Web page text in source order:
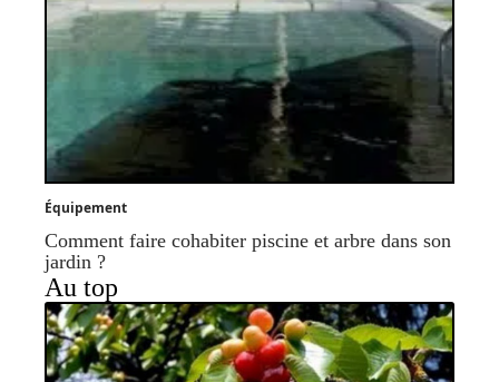
Équipement
Comment faire cohabiter piscine et arbre dans son
jardin ?
Au top